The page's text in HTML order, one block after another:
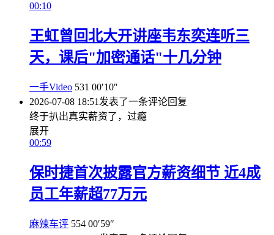
00:10
王虹曾回北大开讲座韦东奕连听三
天，课后"加密通话"十几分钟
一手Video 531 00′10″
2026-07-08 18:51 发表了一条评论回复
终于扒出真实薪资了，过瘾
展开
00:59
保时捷首次披露官方薪资细节 近4成
员工年薪超77万元
麻辣车评 554 00′59″